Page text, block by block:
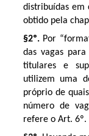
distribuídas em
obtido pela
§2º. Por
das vagas
titulares e
utilizem uma
próprio de
número de
refere o Art. 6º.